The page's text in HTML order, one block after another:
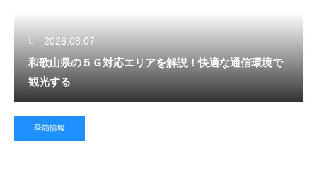
2026.08.07
和歌山県の５Ｇ対応エリアを解説！快適な通信環境で
観光する
季節情報